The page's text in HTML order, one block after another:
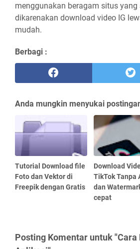
menggunakan beragam situs
dikarenakan download video IG
mudah.
Berbagi :
Anda mungkin menyukai
Tutorial Download file
Foto dan Vektor di
Freepik dengan Gratis
Download
TikTok Tanpa
dan
cepat
Posting Komentar untuk